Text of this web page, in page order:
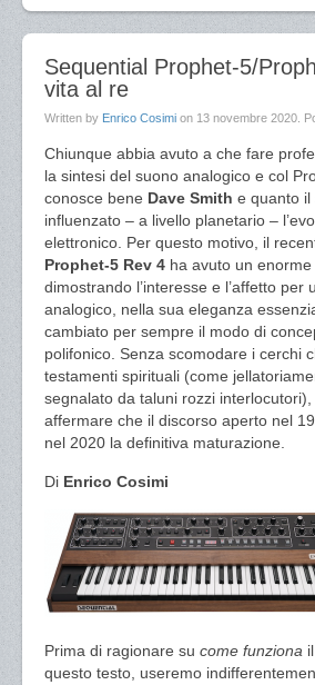
Sequential Prophet-5/
vita al re
Written by Enrico Cosimi on 13 novembre 2020 .
Chiunque abbia avuto a che fare
la sintesi del suono analogico e col
conosce bene Dave Smith e quanto il
influenzato – a livello planetario –
elettronico. Per questo motivo, il
Prophet-5 Rev 4 ha avuto un enorme
dimostrando l’interesse e l’affetto per
analogico, nella sua eleganza
cambiato per sempre il modo di
polifonico. Senza scomodare i cerchi
testamenti spirituali (come
segnalato da taluni rozzi
affermare che il discorso aperto nel
nel 2020 la definitiva maturazione.
Di Enrico Cosimi
Prima di ragionare su come funziona
questo testo, useremo